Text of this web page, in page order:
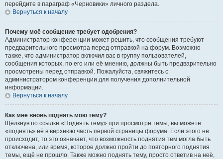
перейдите в параграф «Черновики» личного раздела.
Вернуться к началу
Почему моё сообщение требует одобрения?
Администратор конференции может решить, что сообщения требуют
предварительного просмотра перед отправкой на форум. Возможно
также, что администратор включил вас в группу пользователей,
сообщения которых, по его или её мнению, должны быть предварительно
просмотрены перед отправкой. Пожалуйста, свяжитесь с
администратором конференции для получения дополнительной
информации.
Вернуться к началу
Как мне вновь поднять мою тему?
Щёлкнув по ссылке «Поднять тему» при просмотре темы, вы можете
«поднять» её в верхнюю часть первой страницы форума. Если этого не
происходит, то это означает, что возможность поднятия тем могла быть
отключена, или время, которое должно пройти до повторного поднятия
темы, ещё не прошло. Также можно поднять тему, просто ответив на неё,